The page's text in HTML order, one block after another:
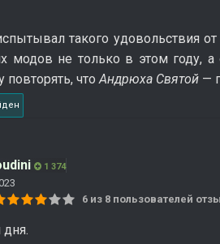
такого удовольствия
модов не только в этом году,
повторять, чтоАндрюха Святой —
1 374
6 из 8 пользователей